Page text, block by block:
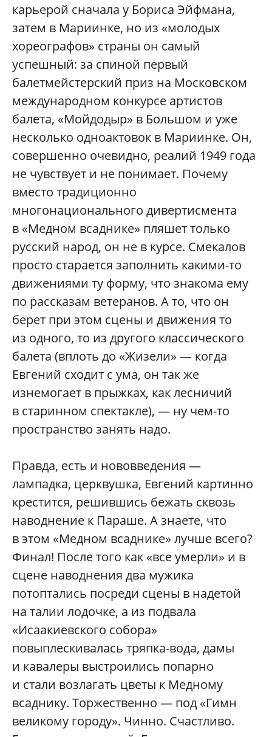
карьерой сначала у Бориса Эйфмана,
затем в Мариинке, но из «молодых
хореографов» страны он самый
успешный: за спиной первый
балетмейстерский приз на Московском
международном конкурсе артистов
балета, «Мойдодыр» в Большом и уже
несколько одноактовок в Мариинке. Он,
совершенно очевидно, реалий 1949 года
не чувствует и не понимает. Почему
вместо традиционно
многонационального дивертисмента
в «Медном всаднике» пляшет только
русский народ, он не в курсе. Смекалов
просто старается заполнить какими-то
движениями ту форму, что знакома ему
по рассказам ветеранов. А то, что он
берет при этом сцены и движения то
из одного, то из другого классического
балета (вплоть до «Жизели» — когда
Евгений сходит с ума, он так же
изнемогает в прыжках, как лесничий
в старинном спектакле), — ну чем-то
пространство занять надо.
Правда, есть и нововведения —
лампадка, церквушка, Евгений картинно
крестится, решившись бежать сквозь
наводнение к Параше. А знаете, что
в этом «Медном всаднике» лучше всего?
Финал! После того как «все умерли» и в
сцене наводнения два мужика
потоптались посреди сцены в надетой
на талии лодочке, а из подвала
«Исаакиевского собора»
повыплескивалась тряпка-вода, дамы
и кавалеры выстроились попарно
и стали возлагать цветы к Медному
всаднику. Торжественно — под «Гимн
великому городу». Чинно. Счастливо.